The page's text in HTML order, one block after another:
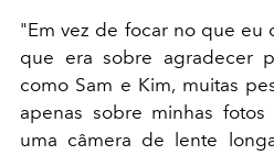
"Em vez de focar no que eu
que era sobre agradecer
como Sam e Kim, muitas
apenas sobre minhas
uma câmera de lente